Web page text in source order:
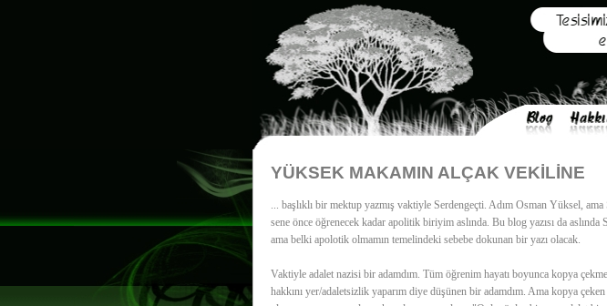
YÜKSEK MAKAMIN ALÇAK VEKİLİNE
... başlıklı bir mektup yazmış vaktiyle Serdengeçti. Adım Osman Yüksel,
sene önce öğrenecek kadar apolitik biriyim aslında. Bu blog yazısı da aslında
ama belki apolotik olmamın temelindeki sebebe dokunan bir yazı olacak.
Vaktiyle adalet nazisi bir adamdım. Tüm öğrenim hayatı boyunca kopya
hakkını yer/adaletsizlik yaparım diye düşünen bir adamdım. Ama kopya